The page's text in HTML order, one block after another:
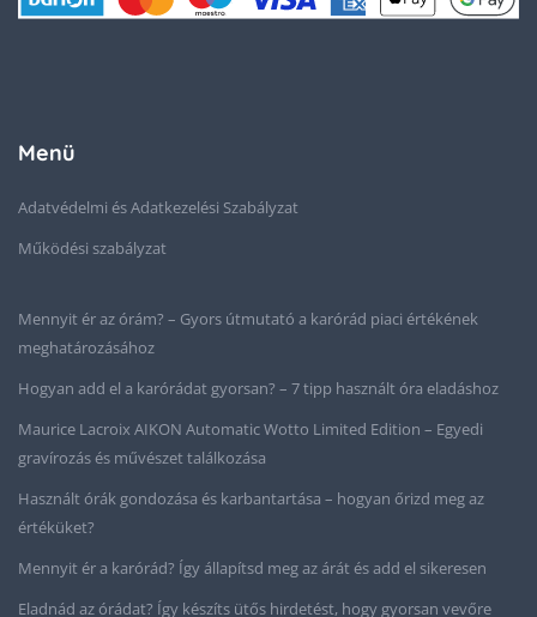
Menü
Adatvédelmi és Adatkezelési Szabályzat
Működési szabályzat
Mennyit ér az órám? – Gyors útmutató a karórád piaci értékének
meghatározásához
Hogyan add el a karórádat gyorsan? – 7 tipp használt óra eladáshoz
Maurice Lacroix AIKON Automatic Wotto Limited Edition – Egyedi
gravírozás és művészet találkozása
Használt órák gondozása és karbantartása – hogyan őrizd meg az
értéküket?
Mennyit ér a karórád? Így állapítsd meg az árát és add el sikeresen
Eladnád az órádat? Így készíts ütős hirdetést, hogy gyorsan vevőre